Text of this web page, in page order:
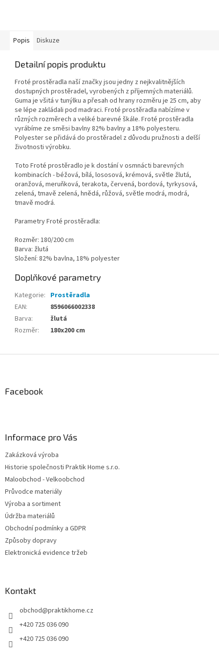
Popis Diskuze
Detailní popis produktu
Froté prostěradla naší značky jsou jedny z nejkvalitnějších
dostupných prostěradel, vyrobených z příjemných materiálů.
Guma je všitá v tunýlku a přesah od hrany rozměru je 25 cm, aby
se lépe zakládali pod madraci. Froté prostěradla nabízíme v
různých rozměrech a veliké barevné škále. Froté prostěradla
vyrábíme ze směsi bavlny 82% bavlny a 18% polyesteru.
Polyester se přidává do prostěradel z důvodu pružnosti a delší
životnosti výrobku.
Toto Froté prostěradlo je k dostání v osmnácti barevných
kombinacích - béžová, bílá, lososová, krémová, světle žlutá,
oranžová, meruňková, terakota, červená, bordová, tyrkysová,
zelená, tmavě zelená, hnědá, růžová, světle modrá, modrá,
tmavě modrá.
Parametry Froté prostěradla:
Rozměr: 180/200 cm
Barva: žlutá
Složení: 82% bavlna, 18% polyester
Doplňkové parametry
Kategorie: Prostěradla
EAN:
8596066002338
Barva:
žlutá
Rozměr: 180x200 cm
Facebook
Informace pro Vás
Zakázková výroba
Historie společnosti Praktik Home s.r.o.
Maloobchod - Velkoobchod
Průvodce materiály
Výroba a sortiment
Údržba materiálů
Obchodní podmínky a GDPR
Způsoby dopravy
Elektronická evidence tržeb
Kontakt
obchod@praktikhome.cz
+420 725 036 090
+420 725 036 090